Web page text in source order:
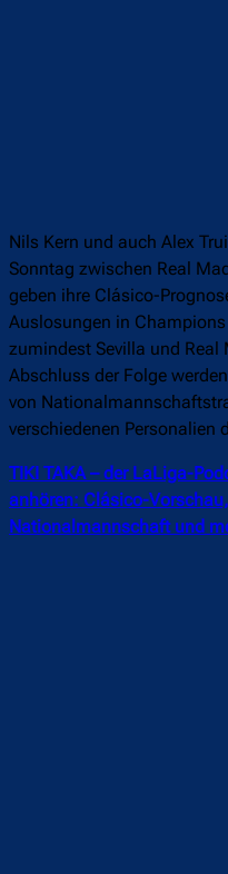
Nils Kern und auch Alex
Sonntag zwischen Real
geben ihre Clásico-
Auslosungen in
zumindest Sevilla und Real
Abschluss der Folge
von
verschiedenen Personalien
TIKI TAKA – der LaLiga-
anhören: Clásico-
Nationalmannschaft und